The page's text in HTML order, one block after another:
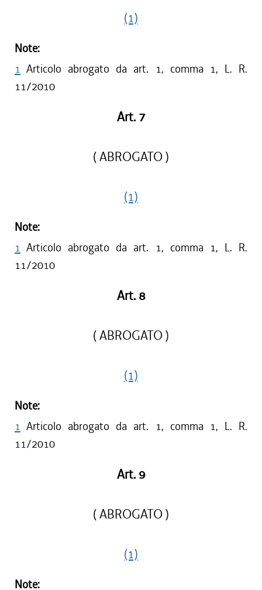
(1)
Note:
1 Articolo abrogato da art. 1, comma 1, L. R.
11/2010
Art. 7
( ABROGATO )
(1)
Note:
1 Articolo abrogato da art. 1, comma 1, L. R.
11/2010
Art. 8
( ABROGATO )
(1)
Note:
1 Articolo abrogato da art. 1, comma 1, L. R.
11/2010
Art. 9
( ABROGATO )
(1)
Note: